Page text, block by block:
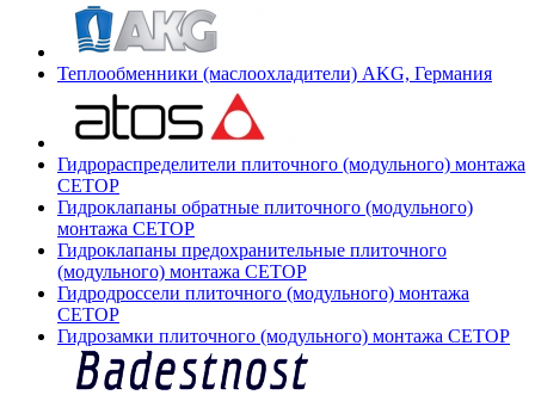
Теплообменники (маслоохладители) AKG, Германия
Гидрораспределители плиточного (модульного) монтажа
СЕТОР
Гидроклапаны обратные плиточного (модульного)
монтажа CETOP
Гидроклапаны предохранительные плиточного
(модульного) монтажа CETOP
Гидродроссели плиточного (модульного) монтажа
CETOP
Гидрозамки плиточного (модульного) монтажа CETOP